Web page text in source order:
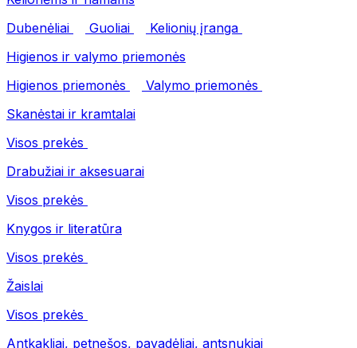
Dubenėliai
Guoliai
Kelionių įranga
Higienos ir valymo priemonės
Higienos priemonės
Valymo priemonės
Skanėstai ir kramtalai
Visos prekės
Drabužiai ir aksesuarai
Visos prekės
Knygos ir literatūra
Visos prekės
Žaislai
Visos prekės
Antkakliai, petnešos, pavadėliai, antsnukiai